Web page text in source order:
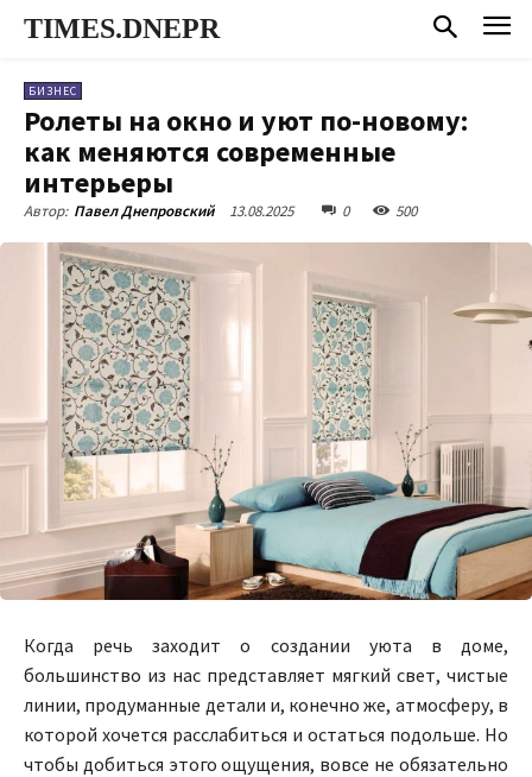
TIMES.DNEPR
БИЗНЕС
Ролеты на окно и уют по-новому:
как меняются современные
интерьеры
Автор: Павел Днепровский 13.08.2025 0 500
Когда речь заходит о создании уюта в доме,
большинство из нас представляет мягкий свет, чистые
линии, продуманные детали и, конечно же, атмосферу, в
которой хочется расслабиться и остаться подольше. Но
чтобы добиться этого ощущения, вовсе не обязательно